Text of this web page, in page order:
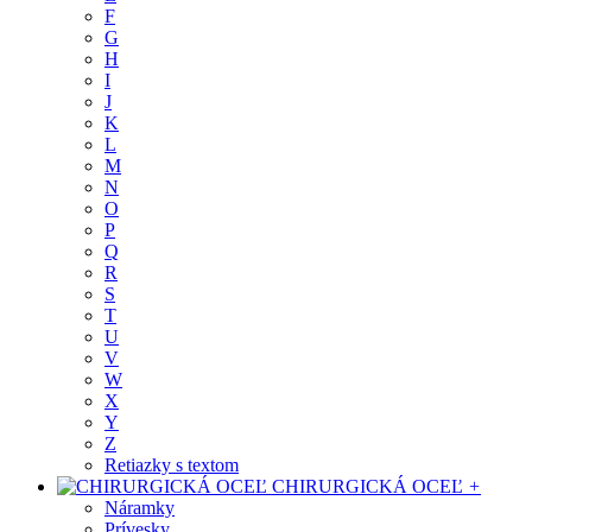
F
G
H
I
J
K
L
M
N
O
P
Q
R
S
T
U
V
W
X
Y
Z
Retiazky s textom
CHIRURGICKÁ OCEĽ +
Náramky